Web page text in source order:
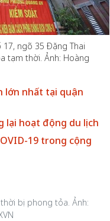
17, ngõ 35 Đặng Thai
tạm thời. Ảnh: Hoàng
lớn nhất tại quận
lại hoạt động du lịch
19 trong cộng
thời bị phong tỏa. Ảnh: